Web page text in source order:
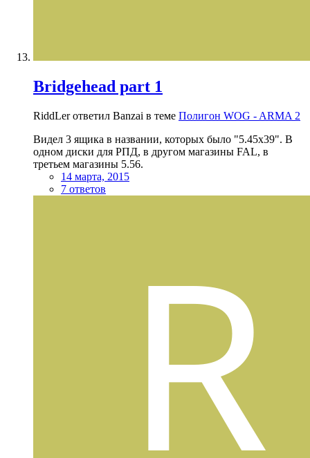
Bridgehead part 1
RiddLer ответил Banzai в теме Полигон WOG - ARMA 2
Видел 3 ящика в названии, которых было "5.45х39". В
одном диски для РПД, в другом магазины FAL, в
третьем магазины 5.56.
14 марта, 2015
7 ответов